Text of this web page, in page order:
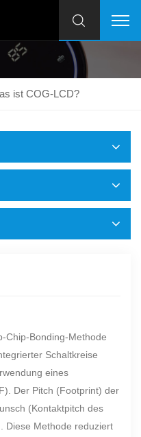
ist COG-LCD?
Chip-Bonding-Methode
Schaltkreise
eines
Der Pitch (Footprint) der
(Kontaktpitch des
Diese Methode reduziert